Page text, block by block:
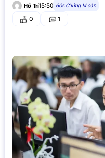
Hồ Trí15:50 60s Chứng khoán
0 1